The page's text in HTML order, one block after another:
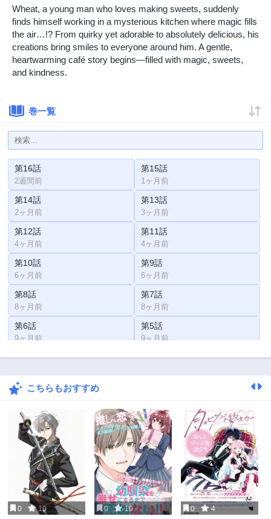
Wheat, a young man who loves making sweets, suddenly
finds himself working in a mysterious kitchen where magic fills
the air…!? From quirky yet adorable to absolutely delicious, his
creations bring smiles to everyone around him. A gentle,
heartwarming café story begins—filled with magic, sweets,
and kindness.
巻一覧
第16話
2週間前
第15話
1ヶ月前
第14話
2ヶ月前
第13話
3ヶ月前
第12話
4ヶ月前
第11話
4ヶ月前
第10話
6ヶ月前
第9話
6ヶ月前
第8話
8ヶ月前
第7話
8ヶ月前
第6話
9ヶ月前
第5話
9ヶ月前
第4話 第3話
第2話こちらもおすすめ
0 10 0 10 0 4